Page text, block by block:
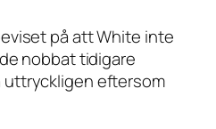
på att White inte
nobbat tidigare
uttryckligen eftersom